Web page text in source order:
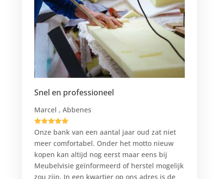
Snel en professioneel
Marcel , Abbenes

Onze bank van een aantal jaar oud zat niet
meer comfortabel. Onder het motto nieuw
kopen kan altijd nog eerst maar eens bij
Meubelvisie geïnformeerd of herstel mogelijk
zou zijn. In een kwartier op ons adres is de